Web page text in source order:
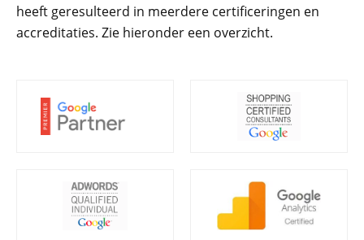
heeft geresulteerd in meerdere certificeringen en
accreditaties. Zie hieronder een overzicht.